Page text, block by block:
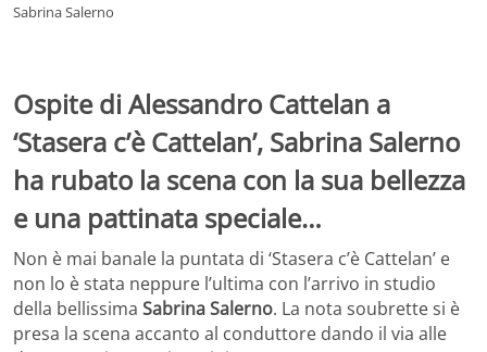
Sabrina Salerno
Ospite di Alessandro Cattelan a
‘Stasera c’è Cattelan’, Sabrina Salerno
ha rubato la scena con la sua bellezza
e una pattinata speciale…
Non è mai banale la puntata di ‘Stasera c’è Cattelan’ e
non lo è stata neppure l’ultima con l’arrivo in studio
della bellissima Sabrina Salerno. La nota soubrette si è
presa la scena accanto al conduttore dando il via alle